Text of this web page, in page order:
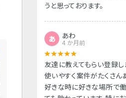
うと思っております。
あ あわ
4 か月前
友達に教えてもらい登録し
使いやすく案件がたくさん
好きな時に好きな場所で